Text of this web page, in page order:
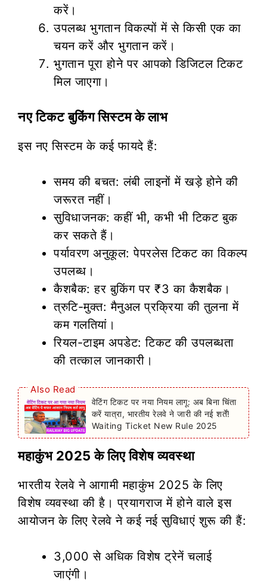
करें।
उपलब्ध भुगतान विकल्पों में से किसी एक का
चयन करें और भुगतान करें।
भुगतान पूरा होने पर आपको डिजिटल टिकट
मिल जाएगा।
नए टिकट बुकिंग सिस्टम के लाभ
इस नए सिस्टम के कई फायदे हैं:
समय की बचत: लंबी लाइनों में खड़े होने की
जरूरत नहीं।
सुविधाजनक: कहीं भी, कभी भी टिकट बुक
कर सकते हैं।
पर्यावरण अनुकूल: पेपरलेस टिकट का विकल्प
उपलब्ध।
कैशबैक: हर बुकिंग पर ₹3 का कैशबैक।
त्रुटि-मुक्त: मैनुअल प्रक्रिया की तुलना में
कम गलतियां।
रियल-टाइम अपडेट: टिकट की उपलब्धता
की तत्काल जानकारी।
Also Read
वेटिंग टिकट पर नया नियम लागू: अब बिना चिंता
करें यात्रा, भारतीय रेलवे ने जारी की नई शर्तें!
Waiting Ticket New Rule 2025
महाकुंभ 2025 के लिए विशेष व्यवस्था
भारतीय रेलवे ने आगामी महाकुंभ 2025 के लिए
विशेष व्यवस्था की है। प्रयागराज में होने वाले इस
आयोजन के लिए रेलवे ने कई नई सुविधाएं शुरू की हैं:
3,000 से अधिक विशेष ट्रेनें चलाई
जाएंगी।